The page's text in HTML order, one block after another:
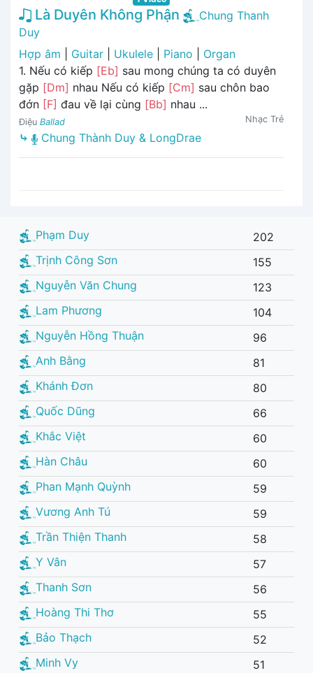
Là Duyên Không Phận
Chung Thanh
Duy
Hợp âm
Guitar Ukulele Piano
Organ
1. Nếu có kiếp [Eb] sau mong chúng ta có duyên
gặp [Dm] nhau Nếu có kiếp [Cm] sau chôn bao
đớn [F] đau về lại cùng [Bb] nhau ...
Điệu Ballad Nhạc Trẻ
⤷ Chung Thành Duy & LongDrae
Phạm Duy
202
Trịnh Công Sơn
155
Nguyễn Văn Chung
123
Lam Phương
104
Nguyễn Hồng Thuận
96
Anh Bằng
81
Khánh Đơn
80
Quốc Dũng
66
Khắc Việt
60
Hàn Châu
60
Phan Mạnh Quỳnh
59
Vương Anh Tú
59
Trần Thiện Thanh
58
Y Vân
57
Thanh Sơn
56
Hoàng Thi Thơ
55
Bảo Thạch
52
Minh Vy
51